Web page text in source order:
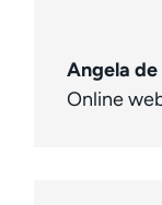
Angela
Online